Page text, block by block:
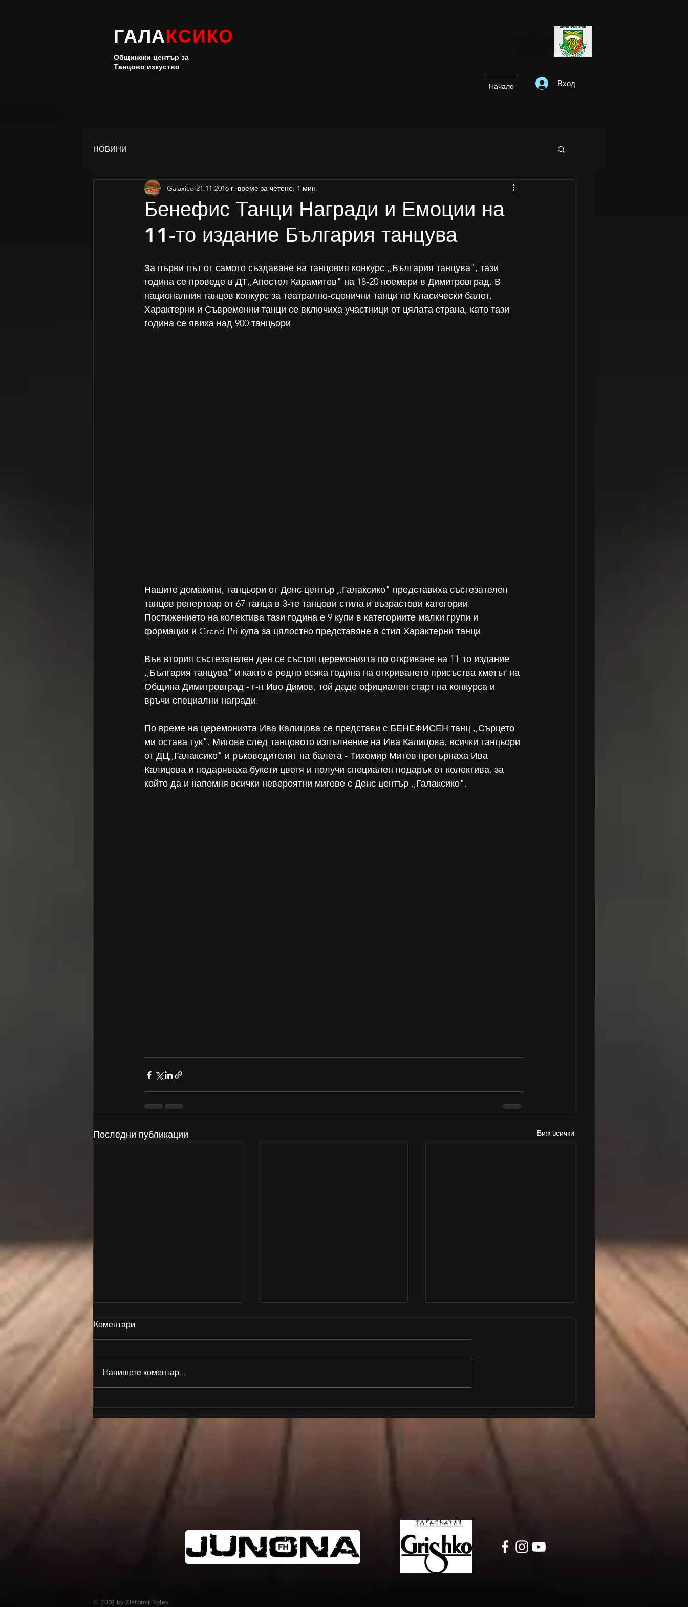
ГАЛАКСИКО
Общински център за
Танцово изкуство
Начало Вход
НОВИНИ
Бенефис Танци Награди и Емоции на
11-то издание България танцува
Galaxico 21.11.2016 г. време за четене: 1 мин.
За първи път от самото създаване на танцовия конкурс ,,България танцува", тази
година се проведе в ДТ,,Апостол Карамитев" на 18-20 ноември в Димитровград. В
националния танцов конкурс за театрално-сценични танци по Класически балет,
Характерни и Съвременни танци се включиха участници от цялата страна, като тази
година се явиха над 900 танцьори.
Нашите домакини, танцьори от Денс център ,,Галаксико" представиха състезателен
танцов репертоар от 67 танца в 3-те танцови стила и възрастови категории.
Постижението на колектива тази година е 9 купи в категориите малки групи и
формации и Grand Pri купа за цялостно представяне в стил Характерни танци.
Във втория състезателен ден се състоя церемонията по откриване на 11-то издание
,,България танцува" и както е редно всяка година на откриването присъства кметът на
Община Димитровград - г-н Иво Димов, той даде официален старт на конкурса и
връчи специални награди.
По време на церемонията Ива Калицова се представи с БЕНЕФИСЕН танц ,,Сърцето
ми остава тук". Мигове след танцовото изпълнение на Ива Калицова, всички танцьори
от ДЦ,,Галаксико" и ръководителят на балета - Тихомир Митев прегърнаха Ива
Калицова и подаряваха букети цветя и получи специален подарък от колектива, за
който да и напомня всички невероятни мигове с Денс център ,,Галаксико".
Последни публикации Виж всички
постигнаха възпитаниците
Република Сърбия
сцената на ОДТ ,,Апостол
таланти
Коментари
Напишете коментар...
© 2018 by Zlatomir Kolev